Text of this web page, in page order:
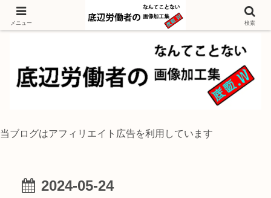
独身底辺おじさんが風景写真をイラスト風に加工するブログ
当ブログはアフィリエイト広告を利用しています
2024-05-24
メニュー 検索